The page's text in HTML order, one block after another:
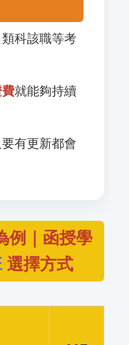
科該職等考
就能夠持續
有更新都會
例｜函授學
選擇方式